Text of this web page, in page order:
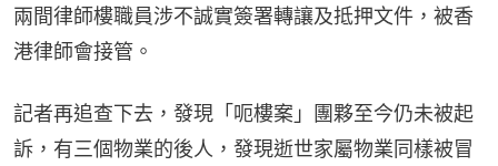
兩間律師樓職員涉不誠實簽署轉讓及抵押文件，被香
港律師會接管。
記者再追查下去，發現「呃樓案」團夥至今仍未被起
訴，有三個物業的後人，發現逝世家屬物業同樣被冒